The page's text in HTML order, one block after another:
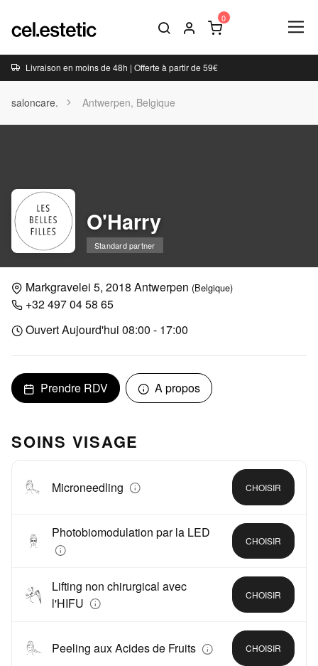
Livraison en moins de 48h | Offerte à partir de 59€
saloncare. Antwerpen, Belgique
O'Harry
Standard partner
Markgravelei 5, 2018 Antwerpen (Belgique)
+32 497 04 58 65
Ouvert Aujourd'hui 08:00 - 17:00
Prendre RDV A propos
SOINS VISAGE
Microneedling CHOISIR
Photobiomodulation par la LED
CHOISIR
Lifting non chirurgical avec
l'HIFU
CHOISIR
Peeling aux Acides de Fruits CHOISIR